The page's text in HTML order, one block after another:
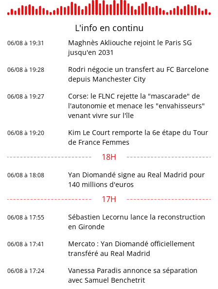
L'info en continu
06/08 à 19:31
Maghnès Akliouche rejoint le Paris SG
jusqu'en 2031
06/08 à 19:28
Rodri négocie un transfert au FC Barcelone
depuis Manchester City
06/08 à 19:27
Corse: le FLNC rejette la "mascarade" de
l'autonomie et menace les "envahisseurs"
venant vivre sur l'île
06/08 à 19:20
Kim Le Court remporte la 6e étape du Tour
de France Femmes
18H
06/08 à 18:08
Yan Diomandé signe au Real Madrid pour
140 millions d'euros
17H
06/08 à 17:55
Sébastien Lecornu lance la reconstruction
en Gironde
06/08 à 17:41
Mercato : Yan Diomandé officiellement
transféré au Real Madrid
06/08 à 17:24
Vanessa Paradis annonce sa séparation
avec Samuel Benchetrit